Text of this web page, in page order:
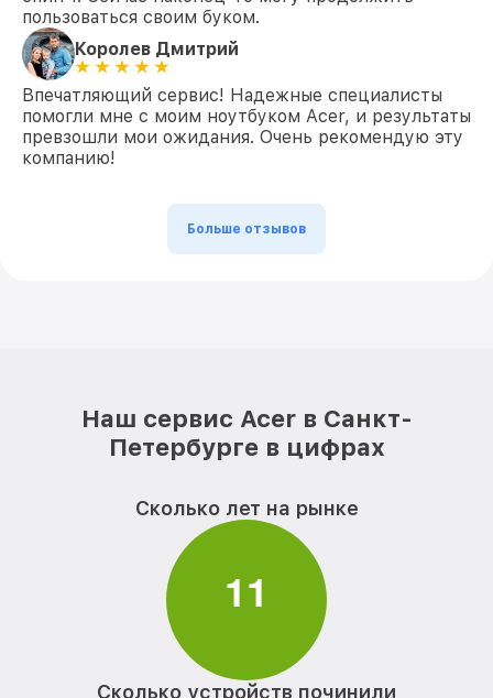
пользоваться своим буком.
Королев Дмитрий
Впечатляющий сервис! Надежные специалисты
помогли мне с моим ноутбуком Acer, и результаты
превзошли мои ожидания. Очень рекомендую эту
компанию!
Больше отзывов
Наш сервис Acer в Санкт-
Петербурге в цифрах
Сколько лет на рынке
11
Сколько устройств починили